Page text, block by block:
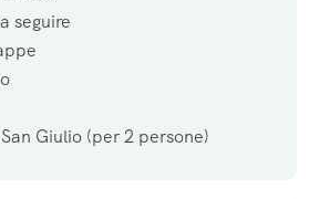
seguire
Giulio (per 2 persone)